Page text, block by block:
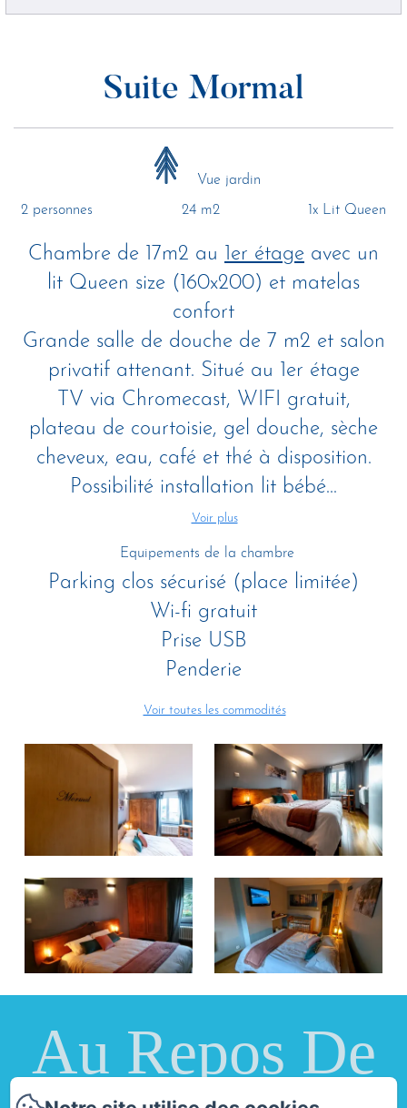
Suite Mormal
Vue jardin
2 personnes 24 m2 1x Lit Queen
Chambre de 17m2 au 1er étage avec un
lit Queen size (160x200) et matelas
confort
Grande salle de douche de 7 m2 et salon
privatif attenant. Situé au 1er étage
TV via Chromecast, WIFI gratuit,
plateau de courtoisie, gel douche, sèche
cheveux, eau, café et thé à disposition.
Possibilité installation lit bébé...
Voir plus
Equipements de la chambre
Parking clos sécurisé (place limitée)
Wi-fi gratuit
Prise USB
Penderie
Voir toutes les commodités
Au Repos De